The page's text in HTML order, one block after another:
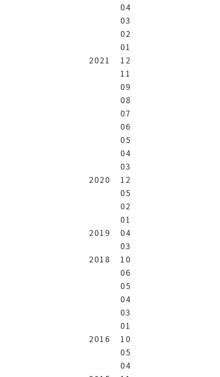
04
03
02
01
2021
12
11
09
08
07
06
05
04
03
2020
12
05
02
01
2019
04
03
2018
10
06
05
04
03
01
2016
10
05
04